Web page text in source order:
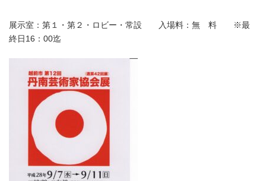
展示室：第１・第２・ロビー・常設 入場料：無 料 ※最
終日16：00迄